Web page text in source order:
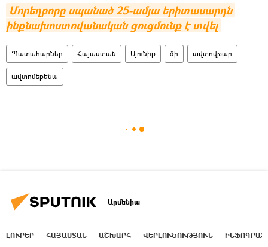
Մորեղբորը սպանած 25-ամյա երիտասարդն
ինքնախոստովանական ցուցմունք է տվել
Պատահարներ Հայաստան Սյունիք ձի ավտովթար
ավտոմեքենա
Արմենիա
ԼՈՒՐԵՐ ՀԱՅԱՍՏԱՆ ԱՇԽԱՐՀ ՎԵՐԼՈՒԾՈՒԹՅՈՒՆ